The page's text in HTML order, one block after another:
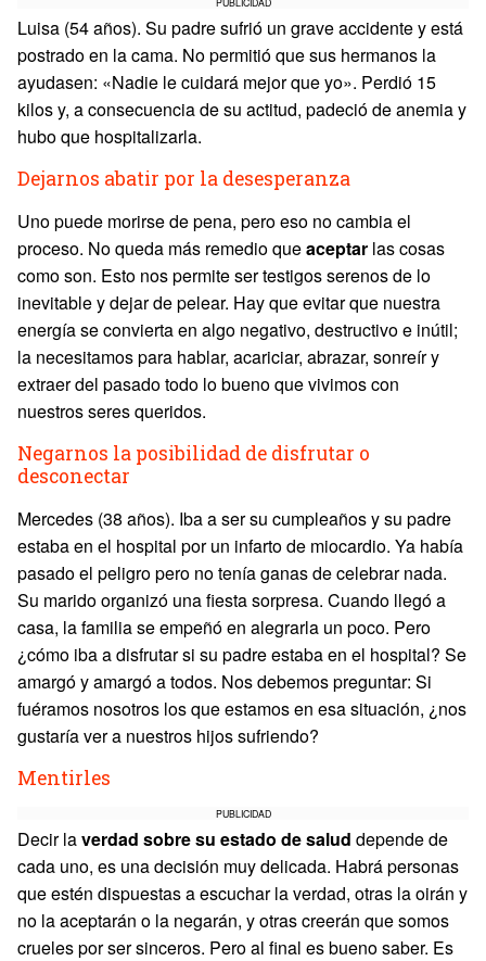
Luisa (54 años). Su padre sufrió un grave accidente y está
postrado en la cama. No permitió que sus hermanos la
ayudasen: «Nadie le cuidará mejor que yo». Perdió 15
kilos y, a consecuencia de su actitud, padeció de anemia y
hubo que hospitalizarla.
Dejarnos abatir por la desesperanza
Uno puede morirse de pena, pero eso no cambia el
proceso. No queda más remedio queaceptar las cosas
como son. Esto nos permite ser testigos serenos de lo
inevitable y dejar de pelear. Hay que evitar que nuestra
energía se convierta en algo negativo, destructivo e inútil;
la necesitamos para hablar, acariciar, abrazar, sonreír y
extraer del pasado todo lo bueno que vivimos con
nuestros seres queridos.
Negarnos la posibilidad de disfrutar o
desconectar
Mercedes (38 años). Iba a ser su cumpleaños y su padre
estaba en el hospital por un infarto de miocardio. Ya había
pasado el peligro pero no tenía ganas de celebrar nada.
Su marido organizó una fiesta sorpresa. Cuando llegó a
casa, la familia se empeñó en alegrarla un poco. Pero
¿cómo iba a disfrutar si su padre estaba en el hospital? Se
amargó y amargó a todos. Nos debemos preguntar: Si
fuéramos nosotros los que estamos en esa situación, ¿nos
gustaría ver a nuestros hijos sufriendo?
Mentirles
PUBLICIDAD
Decir laverdad sobre su estado de salud depende de
cada uno, es una decisión muy delicada. Habrá personas
que estén dispuestas a escuchar la verdad, otras la oirán y
no la aceptarán o la negarán, y otras creerán que somos
crueles por ser sinceros. Pero al final es bueno saber. Es